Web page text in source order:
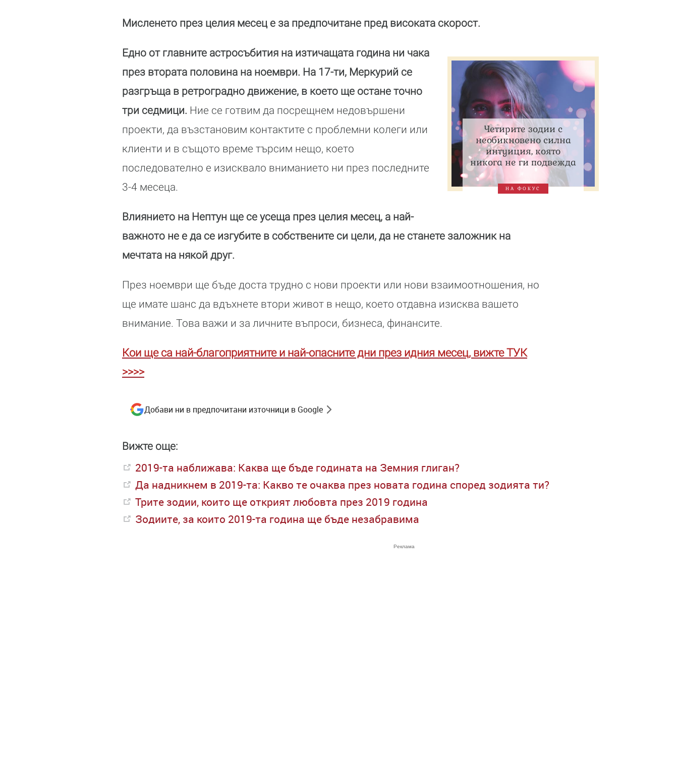
Мисленето през целия месец е за предпочитане пред високата скорост.
Четирите зодии с
необикновено силна
интуиция, която
никога не ги подвежда
НА ФОКУС
Едно от главните астросъбития на изтичащата година ни чака
през втората половина на ноември. На 17-ти, Меркурий се
разгръща в ретроградно движение, в което ще остане точно
три седмици. Ние се готвим да посрещнем недовършени
проекти, да възстановим контактите с проблемни колеги или
клиенти и в същото време търсим нещо, което
последователно е изисквало вниманието ни през последните
3-4 месеца.
Влиянието на Нептун ще се усеща през целия месец, а най-
важното не е да се изгубите в собствените си цели, да не станете заложник на
мечтата на някой друг.
През ноември ще бъде доста трудно с нови проекти или нови взаимоотношения, но
ще имате шанс да вдъхнете втори живот в нещо, което отдавна изисква вашето
внимание. Това важи и за личните въпроси, бизнеса, финансите.
Кои ще са най-благоприятните и най-опасните дни през идния месец, вижте ТУК
>>>>
Добави ни в предпочитани източници в Google
Вижте още:
2019-та наближава: Каква ще бъде годината на Земния глиган?
Да надникнем в 2019-та: Какво те очаква през новата година според зодията ти?
Трите зодии, които ще открият любовта през 2019 година
Зодиите, за които 2019-та година ще бъде незабравима